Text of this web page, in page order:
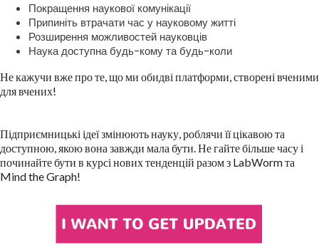
Покращення наукової комунікації
Припиніть втрачати час у науковому житті
Розширення можливостей науковців
Наука доступна будь-кому та будь-коли
Не кажучи вже про те, що ми обидві платформи, створені вченими
для вчених!
Підприємницькі ідеї змінюють науку, роблячи її цікавою та
доступною, якою вона завжди мала бути. Не гайте більше часу і
починайте бути в курсі нових тенденцій разом з LabWorm та
Mind the Graph!